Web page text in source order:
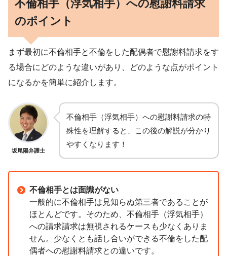
不倫相手（浮気相手）への慰謝料請求
のポイント
まず最初に不倫相手と不倫をした配偶者で慰謝料請求をす
る場合にどのような違いがあり、どのような点がポイント
になるかを簡単に紹介します。
坂尾陽弁護士
不倫相手（浮気相手）への慰謝料請求の特
殊性を理解すると、この後の解説が分かり
やすくなります！
不倫相手とは面識がない
一般的に不倫相手は見知らぬ第三者であることが
ほとんどです。そのため、不倫相手（浮気相手）
への請求請求は無視されるケースも少なくありま
せん。少なくとも話し合いができる不倫をした配
偶者への慰謝料請求との違いです。